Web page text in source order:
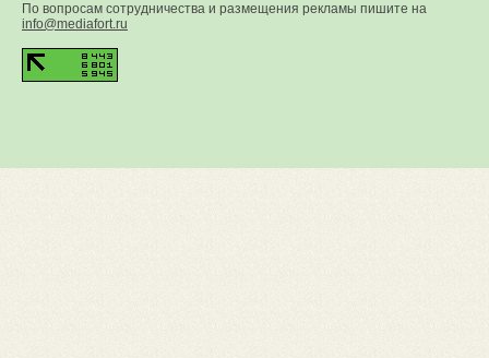
По вопросам сотрудничества и размещения рекламы пишите на
info@mediafort.ru